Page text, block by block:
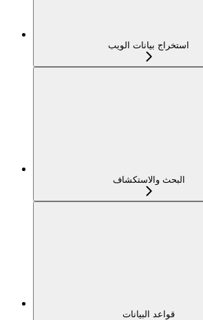
استخراج بيانات الويب
البحث والاستكشاف
قواعد البيانات